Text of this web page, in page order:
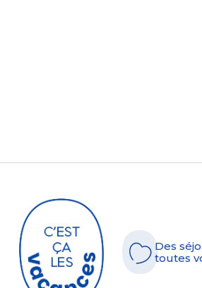
Des
toutes